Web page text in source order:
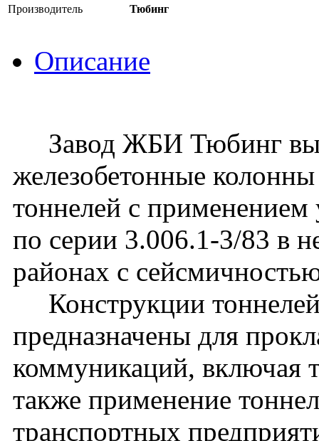
Производитель Тюбинг
Описание
Завод ЖБИ Тюбинг
железобетонные
тоннелей с применением
по серии 3.006.1-3/83 в
районах с
Конструкции тоннелей
предназначены для
коммуникаций, включая
также применение
транспортных